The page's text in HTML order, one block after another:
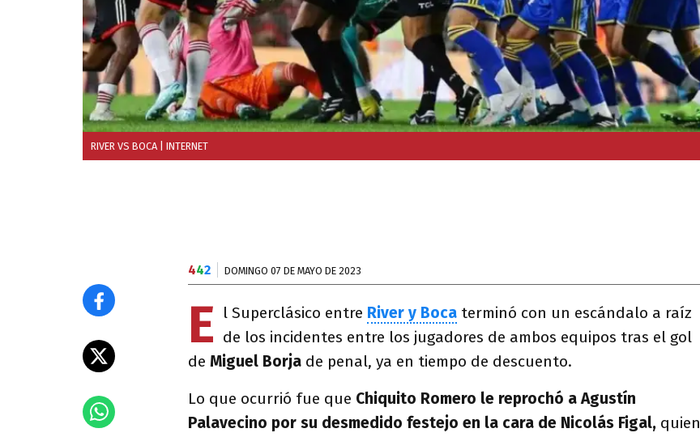
RIVER VS BOCA | INTERNET
442 DOMINGO 07 DE MAYO DE 2023
E l Superclásico entre River y Boca terminó con un escándalo a raíz
de los incidentes entre los jugadores de ambos equipos tras el gol
de Miguel Borja de penal, ya en tiempo de descuento.
Lo que ocurrió fue que Chiquito Romero le reprochó a Agustín
Palavecino por su desmedido festejo en la cara de Nicolás Figal, quien